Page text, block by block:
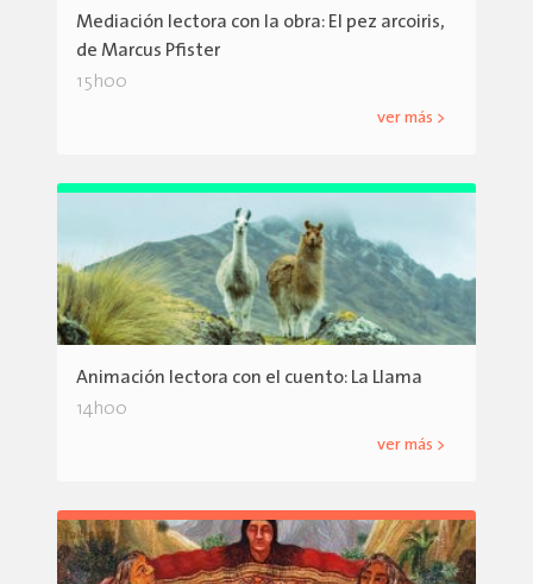
Mediación lectora con la obra: El pez arcoiris,
de Marcus Pfister
15h00
ver más >
Animación lectora con el cuento: La Llama
14h00
ver más >